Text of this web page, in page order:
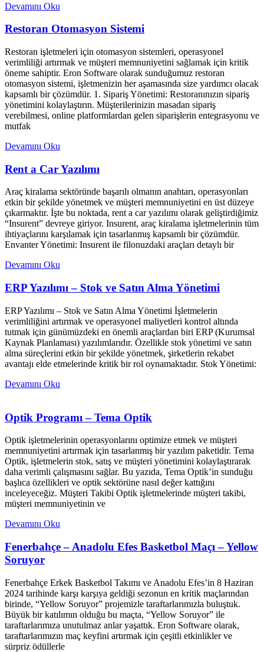
Devamını Oku
Restoran Otomasyon Sistemi
Restoran işletmeleri için otomasyon sistemleri, operasyonel
verimliliği artırmak ve müşteri memnuniyetini sağlamak için kritik
öneme sahiptir. Eron Software olarak sunduğumuz restoran
otomasyon sistemi, işletmenizin her aşamasında size yardımcı olacak
kapsamlı bir çözümdür. 1. Sipariş Yönetimi: Restoranınızın sipariş
yönetimini kolaylaştırın. Müşterilerinizin masadan sipariş
verebilmesi, online platformlardan gelen siparişlerin entegrasyonu ve
mutfak
Devamını Oku
Rent a Car Yazılımı
Araç kiralama sektöründe başarılı olmanın anahtarı, operasyonları
etkin bir şekilde yönetmek ve müşteri memnuniyetini en üst düzeye
çıkarmaktır. İşte bu noktada, rent a car yazılımı olarak geliştirdiğimiz
“Insurent” devreye giriyor. Insurent, araç kiralama işletmelerinin tüm
ihtiyaçlarını karşılamak için tasarlanmış kapsamlı bir çözümdür.
Envanter Yönetimi: Insurent ile filonuzdaki araçları detaylı bir
Devamını Oku
ERP Yazılımı – Stok ve Satın Alma Yönetimi
ERP Yazılımı – Stok ve Satın Alma Yönetimi İşletmelerin
verimliliğini artırmak ve operasyonel maliyetleri kontrol altında
tutmak için günümüzdeki en önemli araçlardan biri ERP (Kurumsal
Kaynak Planlaması) yazılımlarıdır. Özellikle stok yönetimi ve satın
alma süreçlerini etkin bir şekilde yönetmek, şirketlerin rekabet
avantajı elde etmelerinde kritik bir rol oynamaktadır. Stok Yönetimi:
Devamını Oku
Optik Programı – Tema Optik
Optik işletmelerinin operasyonlarını optimize etmek ve müşteri
memnuniyetini artırmak için tasarlanmış bir yazılım paketidir. Tema
Optik, işletmelerin stok, satış ve müşteri yönetimini kolaylaştırarak
daha verimli çalışmasını sağlar. Bu yazıda, Tema Optik’in sunduğu
başlıca özellikleri ve optik sektörüne nasıl değer kattığını
inceleyeceğiz. Müşteri Takibi Optik işletmelerinde müşteri takibi,
müşteri memnuniyetinin ve
Devamını Oku
Fenerbahçe – Anadolu Efes Basketbol Maçı – Yellow
Soruyor
Fenerbahçe Erkek Basketbol Takımı ve Anadolu Efes’in 8 Haziran
2024 tarihinde karşı karşıya geldiği sezonun en kritik maçlarından
birinde, “Yellow Soruyor” projemizle taraftarlarımızla buluştuk.
Büyük bir katılımın olduğu bu maçta, “Yellow Soruyor” ile
taraftarlarımıza unutulmaz anlar yaşattık. Eron Software olarak,
taraftarlarımızın maç keyfini artırmak için çeşitli etkinlikler ve
sürpriz ödüllerle